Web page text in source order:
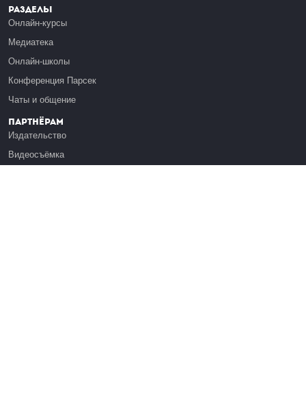
Разделы
Онлайн-курсы
Медиатека
Онлайн-школы
Конференция Парсек
Чаты и общение
Партнёрам
Издательство
Видеосъёмка